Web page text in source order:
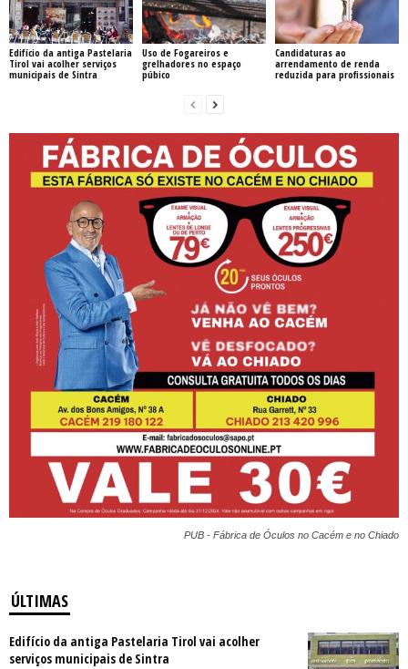
Edifício da antiga Pastelaria
Tirol vai acolher serviços
municipais de Sintra
Uso de Fogareiros e
grelhadores no espaço
púbico
Candidaturas ao
arrendamento de renda
reduzida para profissionais
PUB - Fábrica de Óculos no Cacém e no Chiado
ÚLTIMAS
Edifício da antiga Pastelaria Tirol vai acolher
serviços municipais de Sintra